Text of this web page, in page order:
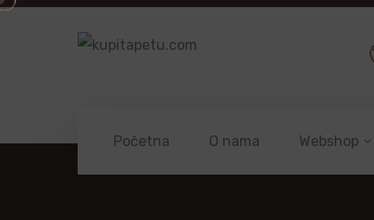
Početna O nama Webshop